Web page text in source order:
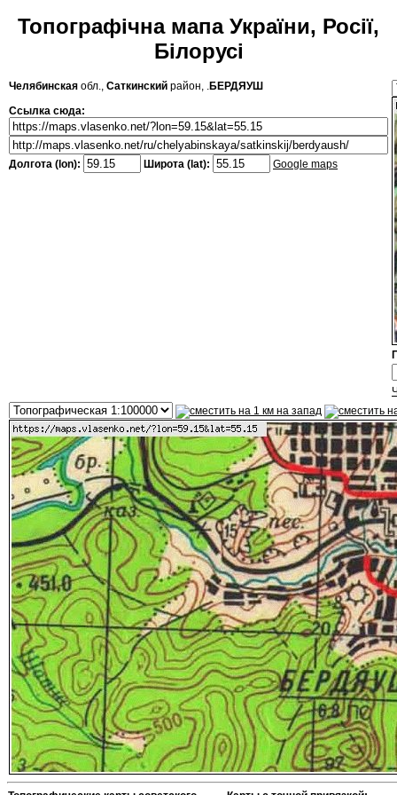
Топографічна мапа України, Росії,
Білорусі
Челябинская обл., Саткинский район, .БЕРДЯУШ
Ссылка сюда:
Долгота (lon): Широта (lat): Google maps